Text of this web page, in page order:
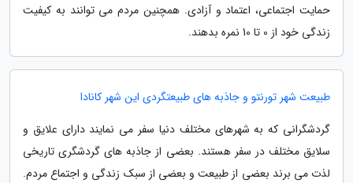
حمایت اجتماعی، اعتماد و آزادی. همچنین مردم می توانند به کیفیت
زندگی خود از 0 تا 10 نمره بدهند.
طبیعت شهر تورنتو و جاذبه های طبیعتگردی این شهر کانادا
گردشگرانی که به شهرهای مختلف دنیا سفر می نمایند دارای علایق و
سلایق مختلف در سفر هستند. بعضی از جاذبه های گردشگری تاریخی
لذت می برند بعضی از طبیعت و بعضی از سبک زندگی و اجتماع مردم.